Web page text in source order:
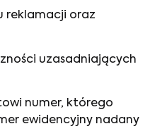
reklamacji oraz
uzasadniających
numer, którego
ewidencyjny nadany